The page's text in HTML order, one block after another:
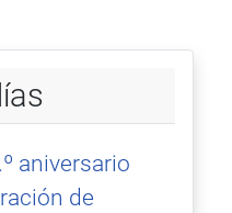
aniversario
de